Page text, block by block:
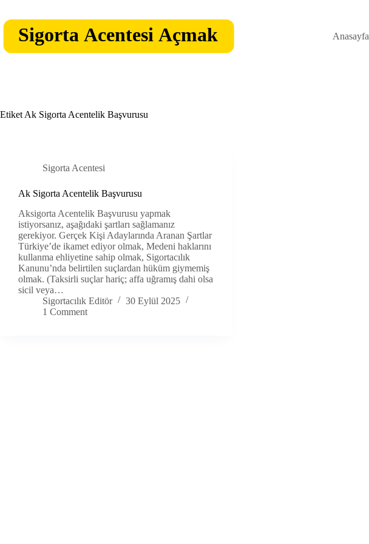
content
Anasayfa
Etiket Ak Sigorta Acentelik Başvurusu
Sigorta Acentesi
Ak Sigorta Acentelik Başvurusu
Aksigorta Acentelik Başvurusu yapmak
istiyorsanız, aşağıdaki şartları sağlamanız
gerekiyor. Gerçek Kişi Adaylarında Aranan Şartlar
Türkiye’de ikamet ediyor olmak, Medeni haklarını
kullanma ehliyetine sahip olmak, Sigortacılık
Kanunu’nda belirtilen suçlardan hüküm giymemiş
olmak. (Taksirli suçlar hariç; affa uğramış dahi olsa
sicil veya…
Sigortacılık Editör
30 Eylül 2025
1 Comment